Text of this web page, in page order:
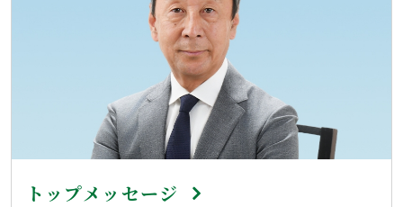
トップメッセージ